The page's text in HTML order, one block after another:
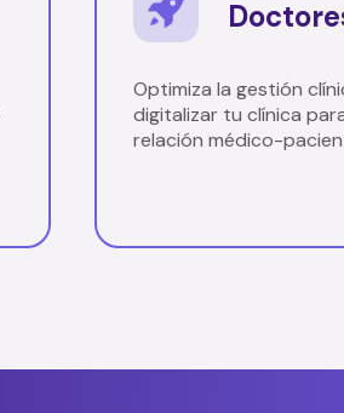
Optimiza la gestión
digitalizar tu clínica
relación médico-